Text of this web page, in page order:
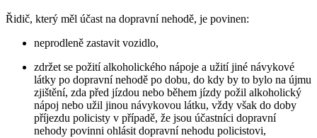
Řidič, který měl účast na dopravní nehodě, je povinen:
neprodleně zastavit vozidlo,
zdržet se požití alkoholického nápoje a užití jiné návykové
látky po dopravní nehodě po dobu, do kdy by to bylo na újmu
zjištění, zda před jízdou nebo během jízdy požil alkoholický
nápoj nebo užil jinou návykovou látku, vždy však do doby
příjezdu policisty v případě, že jsou účastníci dopravní
nehody povinni ohlásit dopravní nehodu policistovi,